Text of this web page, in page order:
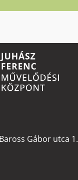
Gábor utca 1.